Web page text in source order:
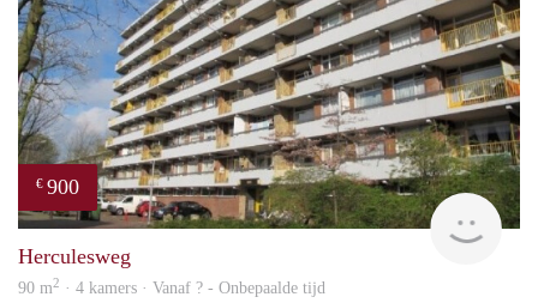
€ 900
rent
Herculesweg
90 m2 · 4 kamers · Vanaf ? - Onbepaalde tijd